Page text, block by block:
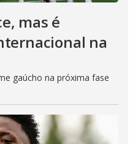
mas é
na
gaúcho na próxima fase